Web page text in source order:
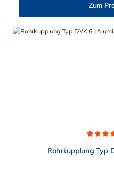
möglich vakuumfest (bis max.
6 bar) Metallmantel aus
Alu-Spannbacken (doppelt
Zum
Rohrkupplung Typ